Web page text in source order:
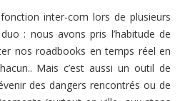
inter-com lors de plusieurs
: nous avons pris l’habitude de
nos roadbooks en temps réel en
Mais c’est aussi un outil de
des dangers rencontrés ou de